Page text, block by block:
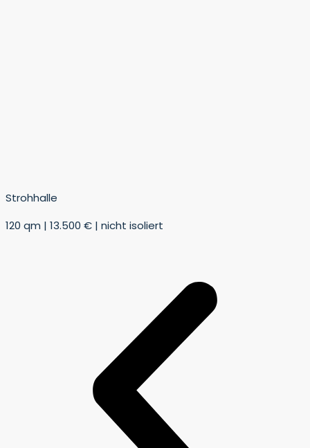
Strohhalle
120 qm | 13.500 € | nicht isoliert